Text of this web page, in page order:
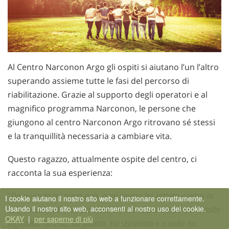
Al Centro Narconon Argo gli ospiti si aiutano l’un l’altro
superando assieme tutte le fasi del percorso di
riabilitazione. Grazie al supporto degli operatori e al
magnifico programma Narconon, le persone che
giungono al centro Narconon Argo ritrovano sé stessi
e la tranquillità necessaria a cambiare vita.
Questo ragazzo, attualmente ospite del centro, ci
racconta la sua esperienza:
“Da quando mi trovo qua, ogni giorno ho lottato contro la
mia vecchia vita, ho superato e fatto superare ad altri molte
difficoltà: ho riso, ho pianto, ho sbraitato e a volte ho
I cookie aiutano il nostro sito web a funzionare correttamente.
Usando il nostro sito web, acconsenti al nostro uso dei cookie.
OKAY | per saperne di più